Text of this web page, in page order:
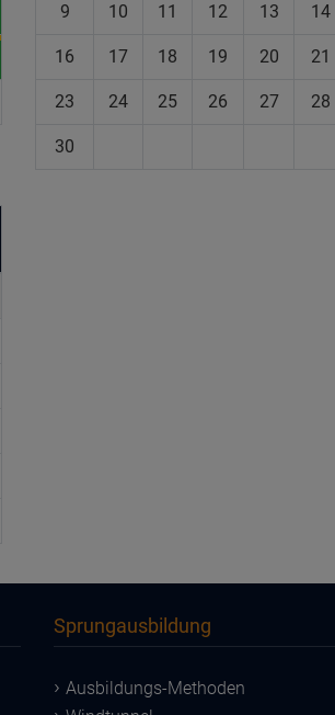
9 10 11 12 13 14
16 17 18 19 20 21
23 24 25 26 27 28
30
Sprungausbildung
Ausbildungs-Methoden